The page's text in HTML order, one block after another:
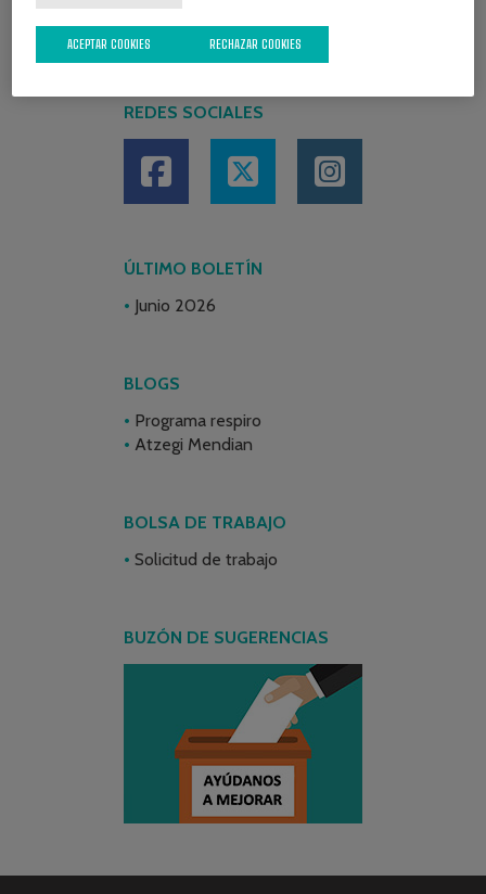
REDES SOCIALES
ÚLTIMO BOLETÍN
Junio 2026
BLOGS
Programa respiro
Atzegi Mendian
BOLSA DE TRABAJO
Solicitud de trabajo
BUZÓN DE SUGERENCIAS
RECHAZAR COOKIES
ACEPTAR COOKIES